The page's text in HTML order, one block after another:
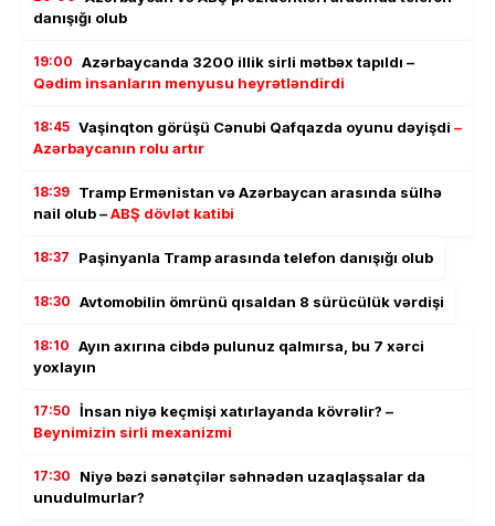
danışığı olub
19:00 Azərbaycanda 3200 illik sirli mətbəx tapıldı –
Qədim insanların menyusu heyrətləndirdi
18:45 Vaşinqton görüşü Cənubi Qafqazda oyunu dəyişdi –
Azərbaycanın rolu artır
18:39 Tramp Ermənistan və Azərbaycan arasında sülhə
nail olub –ABŞ dövlət katibi
18:37 Paşinyanla Tramp arasında telefon danışığı olub
18:30 Avtomobilin ömrünü qısaldan 8 sürücülük vərdişi
18:10 Ayın axırına cibdə pulunuz qalmırsa, bu 7 xərci
yoxlayın
17:50 İnsan niyə keçmişi xatırlayanda kövrəlir? –
Beynimizin sirli mexanizmi
17:30
Niyə bəzi sənətçilər səhnədən uzaqlaşsalar da
unudulmurlar?